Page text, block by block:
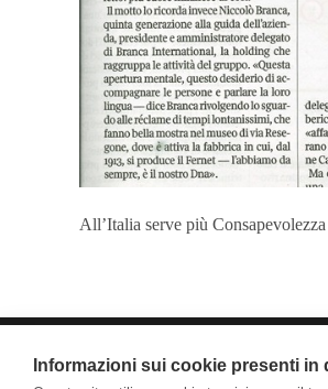
All’Italia serve più
Informazioni sui cookie presenti in